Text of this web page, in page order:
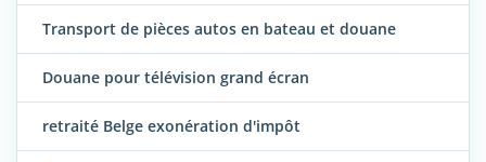
Transport de pièces autos en bateau et douane
Douane pour télévision grand écran
retraité Belge exonération d'impôt